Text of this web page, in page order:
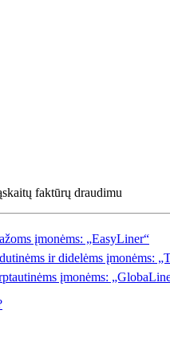
faktūrų draudimu
įmonėms: „EasyLiner“
ir didelėms įmonėms:
įmonėms: